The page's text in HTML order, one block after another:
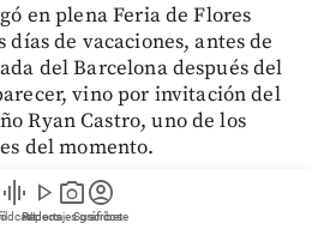
graphic_eq play_arrow
Videos
photo_camera
Reportajes gráficos
account_circle
Suscríbete
en plena Feria de Flores
de vacaciones, antes de
del Barcelona después del
vino por invitación del
Ryan Castro, uno de los
del momento.